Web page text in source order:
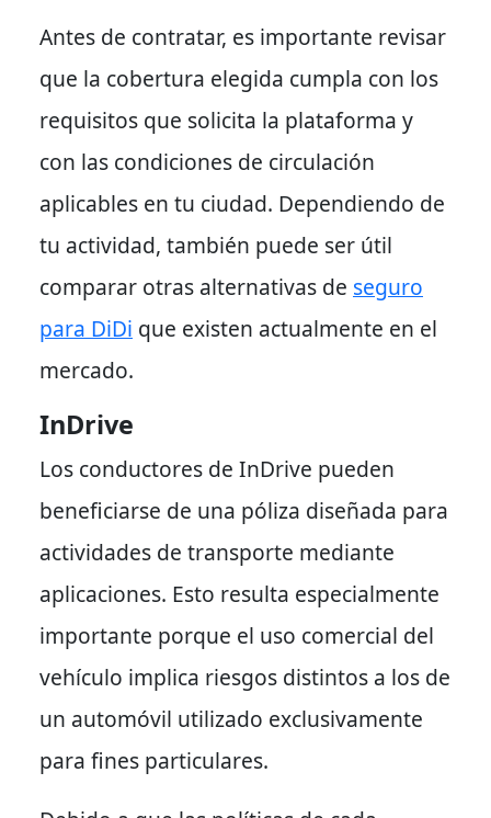
Antes de contratar, es importante revisar
que la cobertura elegida cumpla con los
requisitos que solicita la plataforma y
con las condiciones de circulación
aplicables en tu ciudad. Dependiendo de
tu actividad, también puede ser útil
comparar otras alternativas de seguro
para DiDi que existen actualmente en el
mercado.
InDrive
Los conductores de InDrive pueden
beneficiarse de una póliza diseñada para
actividades de transporte mediante
aplicaciones. Esto resulta especialmente
importante porque el uso comercial del
vehículo implica riesgos distintos a los de
un automóvil utilizado exclusivamente
para fines particulares.